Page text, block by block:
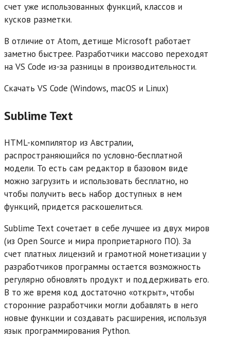
счет уже использованных функций, классов и
кусков разметки.
В отличие от Atom, детище Microsoft работает
заметно быстрее. Разработчики массово переходят
на VS Code из-за разницы в производительности.
Скачать VS Code (Windows, macOS и Linux)
Sublime Text
HTML-компилятор из Австралии,
распространяющийся по условно-бесплатной
модели. То есть сам редактор в базовом виде
можно загрузить и использовать бесплатно, но
чтобы получить весь набор доступных в нем
функций, придется раскошелиться.
Sublime Text сочетает в себе лучшее из двух миров
(из Open Source и мира проприетарного ПО). За
счет платных лицензий и грамотной монетизации у
разработчиков программы остается возможность
регулярно обновлять продукт и поддерживать его.
В то же время код достаточно «открыт», чтобы
сторонние разработчики могли добавлять в него
новые функции и создавать расширения, используя
язык программирования Python.